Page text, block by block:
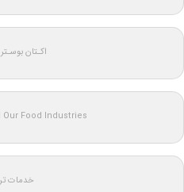
اکـتان
Food Industries
خدمات